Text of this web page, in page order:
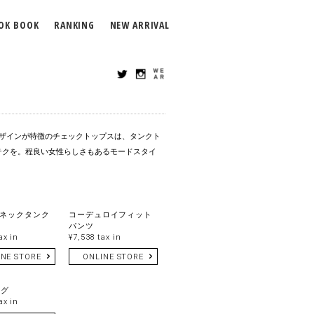
BOOK RANKING NEW ARRIVAL
インが特徴のチェックトップスは、タンクト
を。程良い女性らしさもあるモードスタイ
ックタンク
in
STORE
コーデュロイフィット
パンツ
¥7,538 tax in
ONLINE STORE
in